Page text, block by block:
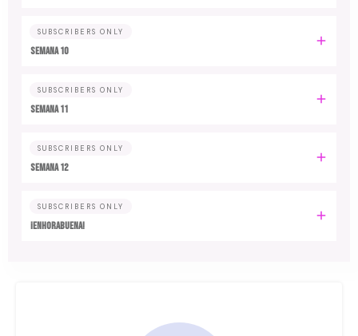
SUBSCRIBERS ONLY
Semana 10
SUBSCRIBERS ONLY
Semana 11
SUBSCRIBERS ONLY
Semana 12
SUBSCRIBERS ONLY
¡Enhorabuena!